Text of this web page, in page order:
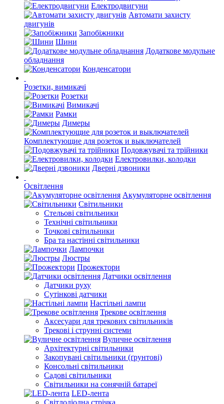
Електродвигуни
Автомати захисту
двигунів
Запобіжники
Шини
Додаткове модульне
обладнання
Конденсатори
Розетки, вимикачі
Розетки
Вимикачі
Рамки
Димеры
Комплектующие для розеток и выключателей
Подовжувачі та трійники
Електровилки, колодки
Дверні дзвоники
Освітлення
Акумуляторне освітлення
Світильники
Стельові світильники
Технічні світильники
Точкові світильники
Бра та настінні світильники
Лампочки
Люстры
Прожектори
Датчики освітлення
Датчики руху
Сутінкові датчики
Настільні лампи
Трекове освітлення
Аксесуари для трекових світильників
Трекові і струнні системи
Вуличне освітлення
Архітектурні світильники
Закопувані світильники (ґрунтові)
Консольні світильники
Садові світильники
Світильники на сонячній батареї
LED-лента
Світлодіодна стрічка